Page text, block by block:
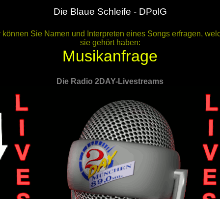
Die Blaue Schleife - DPolG
können Sie Namen und Interpreten eines Songs erfragen,
sie gehört haben:
Musikanfrage
Die Radio 2DAY-Livestreams